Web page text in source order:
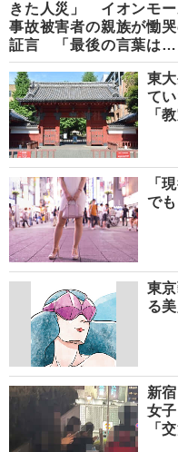
きた人災」 イオンモ
事故被害者の親族が慟
証言 「最後の言葉は…
東
て
「
「
で
東
る
新
女
「